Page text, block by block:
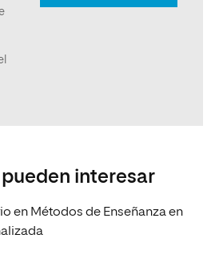
interesar
en Métodos de Enseñanza en